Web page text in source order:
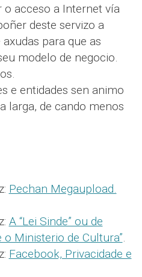
o acceso a Internet vía
deste servizo a
para que as
modelo de negocio.
e entidades sen animo
larga, de cando menos
Pechan Megaupload.
A “Lei Sinde” ou de
Ministerio de Cultura”
Facebook, Privacidade e